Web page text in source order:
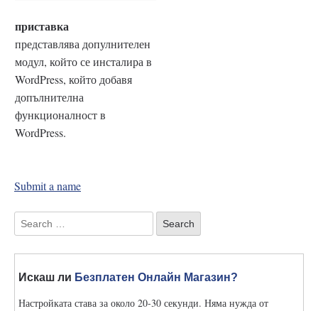
приставка
представлява допулнителен
модул, който се инсталира в
WordPress, който добавя
допълнителна
функционалност в
WordPress.
Submit a name
Искаш ли Безплатен Онлайн Магазин?
Настройката става за около 20-30 секунди. Няма нужда от